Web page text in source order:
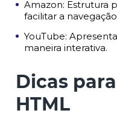
Amazon: Estrutura
facilitar a
YouTube:
maneira interativa.
Dicas
HTML